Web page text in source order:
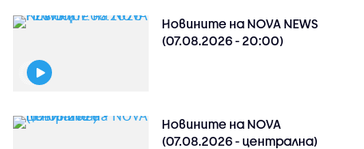
Новините на NOVA NEWS
(07.08.2026 - 20:00)
Новините на NOVA
(07.08.2026 - централна)